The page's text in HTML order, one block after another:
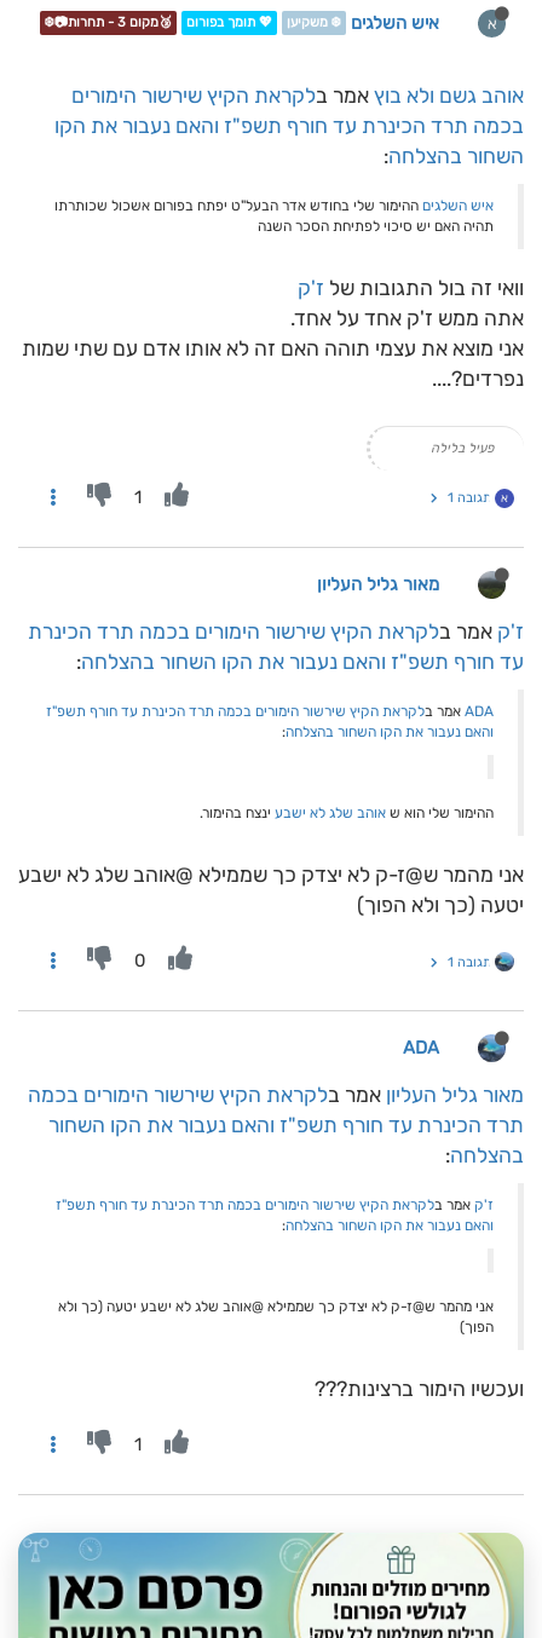
א איש השלגים ❄️ משקיען 💖 תומך בפורום 🥉מקום 3 - תחרות📷❄️
אוהב גשם ולא בוץ אמר בלקראת הקיץ שירשור הימורים
בכמה תרד הכינרת עד חורף תשפ"ז והאם נעבור את הקו
השחור בהצלחה:
איש השלגים ההימור שלי בחודש אדר הבעל"ט יפתח בפורום אשכול שכותרתו
תהיה האם יש סיכוי לפתיחת הסכר השנה
וואי זה בול התגובות של ז'ק
אתה ממש ז'ק אחד על אחד.
אני מוצא את עצמי תוהה האם זה לא אותו אדם עם שתי שמות
נפרדים?....
פעיל בלילה
א תגובה 1 1
מאור גליל העליון
ז'ק אמר בלקראת הקיץ שירשור הימורים בכמה תרד הכינרת
עד חורף תשפ"ז והאם נעבור את הקו השחור בהצלחה:
ADA אמר בלקראת הקיץ שירשור הימורים בכמה תרד הכינרת עד חורף תשפ"ז
והאם נעבור את הקו השחור בהצלחה:
ההימור שלי הוא ש אוהב שלג לא ישבע ינצח בהימור.
אני מהמר ש@ז-ק לא יצדק כך שממילא @אוהב שלג לא ישבע
יטעה (כך ולא הפוך)
תגובה 1 0
ADA
מאור גליל העליון אמר בלקראת הקיץ שירשור הימורים בכמה
תרד הכינרת עד חורף תשפ"ז והאם נעבור את הקו השחור
בהצלחה:
ז'ק אמר בלקראת הקיץ שירשור הימורים בכמה תרד הכינרת עד חורף תשפ"ז
והאם נעבור את הקו השחור בהצלחה:
אני מהמר ש@ז-ק לא יצדק כך שממילא @אוהב שלג לא ישבע יטעה (כך ולא
הפוך)
ועכשיו הימור ברצינות???
1